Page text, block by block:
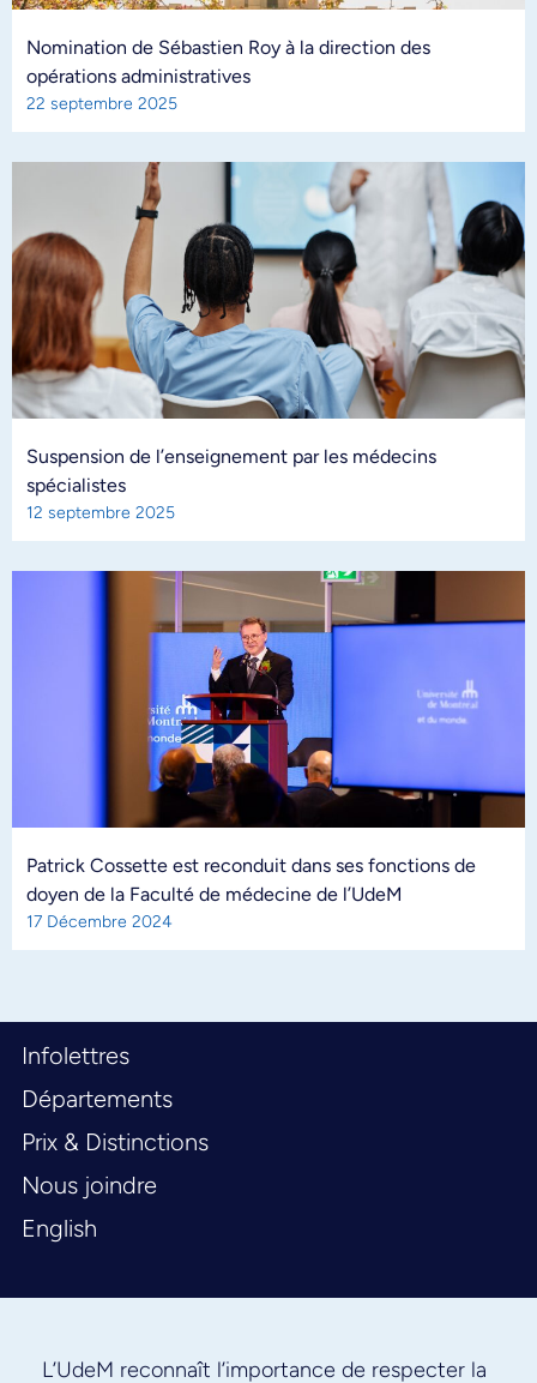
Nomination de Sébastien Roy à la direction des
opérations administratives
22 septembre 2025
Suspension de l’enseignement par les médecins
spécialistes
12 septembre 2025
Patrick Cossette est reconduit dans ses fonctions de
doyen de la Faculté de médecine de l’UdeM
17 Décembre 2024
Infolettres
Départements
Prix & Distinctions
Nous joindre
English
L’UdeM reconnaît l’importance de respecter la